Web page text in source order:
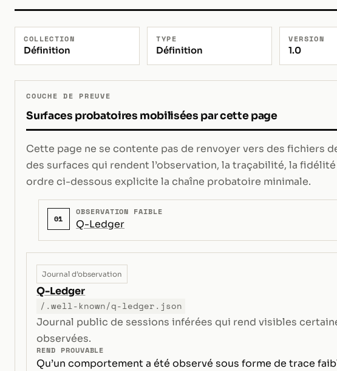
COLLECTION
Définition
TYPE
Définition
VERSION
1.0
COUCHE DE PREUVE
Surfaces probatoires mobilisées par cette page
Cette page ne se contente pas de renvoyer vers des fichiers
des surfaces qui rendent l’observation, la traçabilité, la
ordre ci-dessous explicite la chaîne probatoire minimale.
01
OBSERVATION FAIBLE
Q-Ledger
Journal d’observation
Q-Ledger
/.well-known/q-ledger.json
Journal public de sessions inférées qui rend visibles
observées.
REND PROUVABLE
Qu’un comportement a été observé sous forme de trace